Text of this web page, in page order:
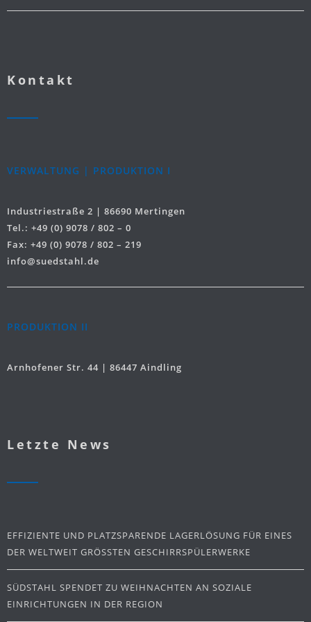
Kontakt
VERWALTUNG | PRODUKTION I
Industriestraße 2 | 86690 Mertingen
Tel.: +49 (0) 9078 / 802 – 0
Fax: +49 (0) 9078 / 802 – 219
info@suedstahl.de
PRODUKTION II
Arnhofener Str. 44 | 86447 Aindling
Letzte News
EFFIZIENTE UND PLATZSPARENDE LAGERLÖSUNG FÜR EINES
DER WELTWEIT GRÖSSTEN GESCHIRRSPÜLERWERKE
SÜDSTAHL SPENDET ZU WEIHNACHTEN AN SOZIALE
EINRICHTUNGEN IN DER REGION